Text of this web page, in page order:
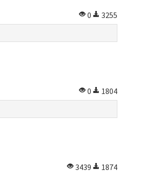
0
3255
0
1804
3439 1874